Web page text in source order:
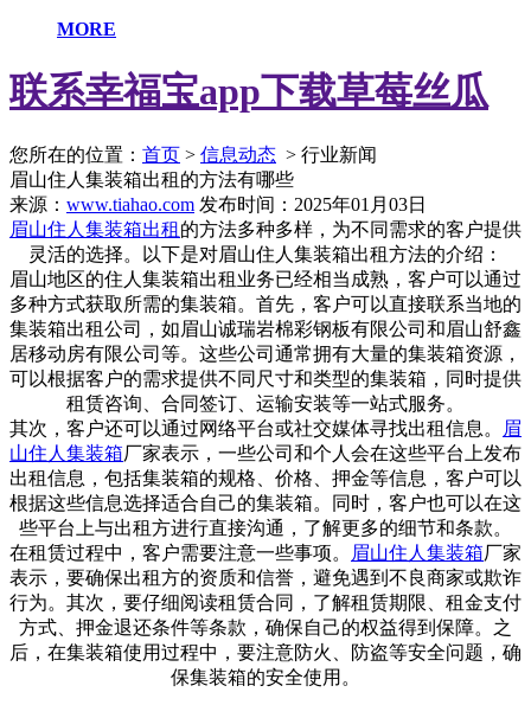
MORE
联系幸福宝app下载草莓丝瓜
您所在的位置： 首页 > 信息动态 > 行业新闻
眉山住人集装箱出租的方法有哪些
来源： www.tiahao.com 发布时间：2025年01月03日
眉山住人集装箱出租 的方法多种多样，为不同需求的客户提供
灵活的选择。以下是对眉山住人集装箱出租方法的介绍：
眉山地区的住人集装箱出租业务已经相当成熟，客户可以通过
多种方式获取所需的集装箱。首先，客户可以直接联系当地的
集装箱出租公司，如眉山诚瑞岩棉彩钢板有限公司和眉山舒鑫
居移动房有限公司等。这些公司通常拥有大量的集装箱资源，
可以根据客户的需求提供不同尺寸和类型的集装箱，同时提供
租赁咨询、合同签订、运输安装等一站式服务。
其次，客户还可以通过网络平台或社交媒体寻找出租信息。
眉
山住人集装箱厂家表示， 一些公司和个人会在这些平台上发布
出租信息，包括集装箱的规格、价格、押金等信息，客户可以
根据这些信息选择适合自己的集装箱。同时，客户也可以在这
些平台上与出租方进行直接沟通，了解更多的细节和条款。
在租赁过程中，客户需要注意一些事项。
眉山住人集装箱厂家
表示， 要确保出租方的资质和信誉，避免遇到不良商家或欺诈
行为。其次，要仔细阅读租赁合同，了解租赁期限、租金支付
方式、押金退还条件等条款，确保自己的权益得到保障。之
后，在集装箱使用过程中，要注意防火、防盗等安全问题，确
保集装箱的安全使用。